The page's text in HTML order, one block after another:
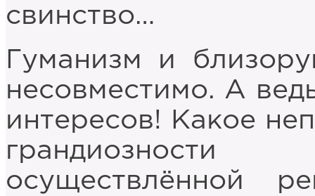
свинство…
Гуманизм и
несовместимо. А
интересов! Какое
осуществлённой